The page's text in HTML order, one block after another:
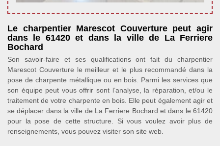
Le charpentier Marescot Couverture peut agir
dans le 61420 et dans la ville de La Ferriere
Bochard
Son savoir-faire et ses qualifications ont fait du charpentier
Marescot Couverture le meilleur et le plus recommandé dans la
pose de charpente métallique ou en bois. Parmi les services que
son équipe peut vous offrir sont l’analyse, la réparation, et/ou le
traitement de votre charpente en bois. Elle peut également agir et
se déplacer dans la ville de La Ferriere Bochard et dans le 61420
pour la pose de cette structure. Si vous voulez avoir plus de
renseignements, vous pouvez visiter son site web.